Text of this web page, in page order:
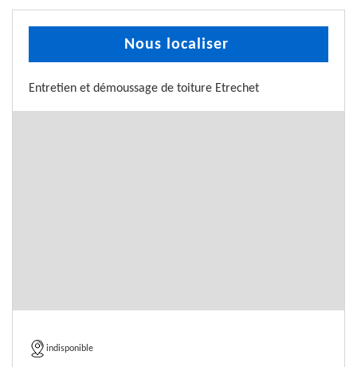
Nous localiser
Entretien et démoussage de toiture Etrechet
indisponible